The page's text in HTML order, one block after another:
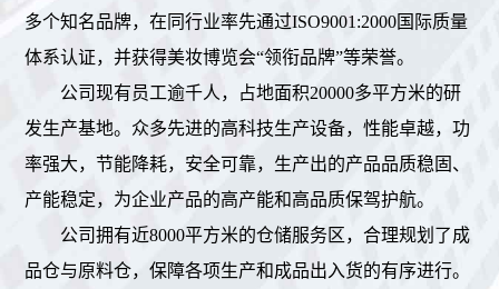
多个知名品牌，在同行业率先通过ISO9001:2000国际质量
体系认证，并获得美妆博览会“领衔品牌”等荣誉。
公司现有员工逾千人，占地面积20000多平方米的研
发生产基地。众多先进的高科技生产设备，性能卓越，功
率强大，节能降耗，安全可靠，生产出的产品品质稳固、
产能稳定，为企业产品的高产能和高品质保驾护航。
公司拥有近8000平方米的仓储服务区，合理规划了成
品仓与原料仓，保障各项生产和成品出入货的有序进行。